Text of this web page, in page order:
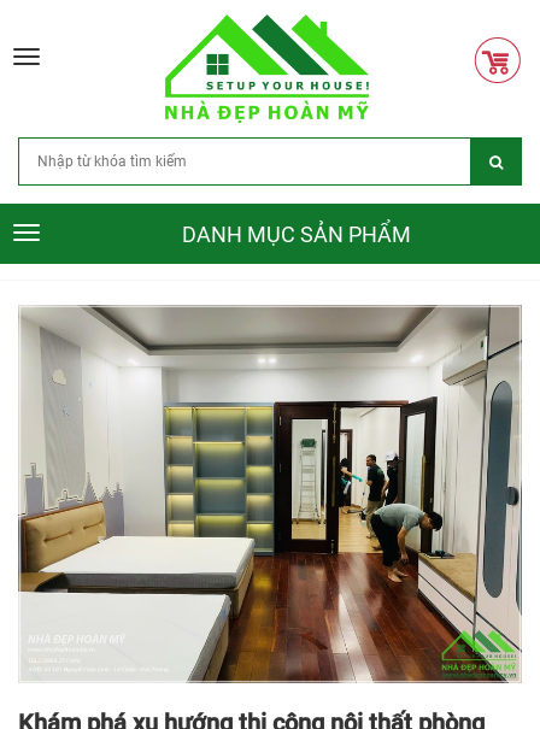
Toggle
Toggle
DANH MỤC SẢN PHẨM
Khám phá xu hướng thi công nội thất phòng